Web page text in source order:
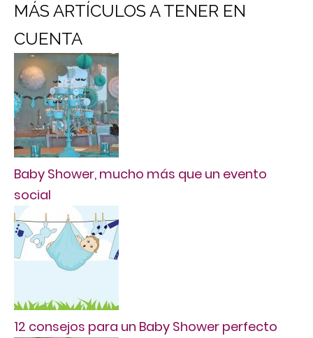
MÁS ARTÍCULOS A TENER EN
CUENTA
Baby Shower, mucho más que un evento
social
12 consejos para un Baby Shower perfecto